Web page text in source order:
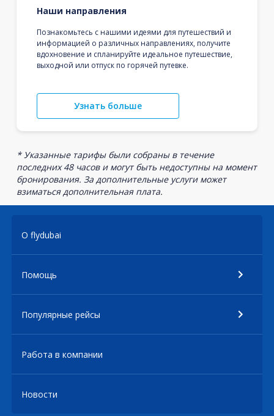
Наши направления
Познакомьтесь с нашими идеями для путешествий и
информацией о различных направлениях, получите
вдохновение и спланируйте идеальное путешествие,
выходной или отпуск по горячей путевке.
Узнать больше
* Указанные тарифы были собраны в течение
последних 48 часов и могут быть недоступны на момент
бронирования. За дополнительные услуги может
взиматься дополнительная плата.
О flydubai
Помощь
Популярные рейсы
Работа в компании
Новости